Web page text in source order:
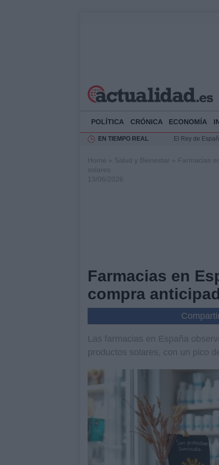
POLÍTICA CRÓNICA ECONOMÍA
EN TIEMPO REAL
El Rey de
Guía técnica
Home » Salud y Bienestar » Farmacias
solares
13/06/2026
Farmacias en
compra
Las farmacias en España
productos solares, con un pico